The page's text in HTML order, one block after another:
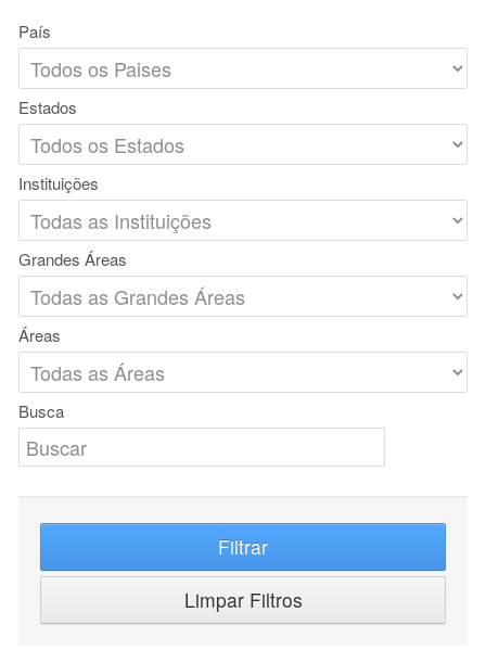
País
Estados
Instituições
Grandes Áreas
Áreas
Busca
Filtrar
Limpar Filtros